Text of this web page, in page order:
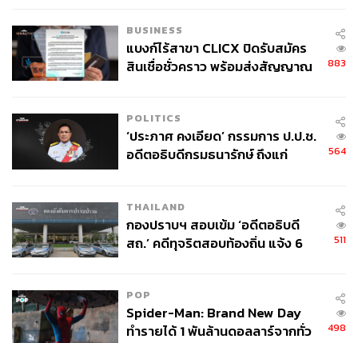
BUSINESS
แบงก์ไร้สาขา CLICX ปิดรับสมัคร
สินเชื่อชั่วคราว พร้อมส่งสัญญาณ
883
POLITICS
‘ประภาศ คงเอียด’ กรรมการ ป.ป.ช.
อดีตอธิบดีกรมธนารักษ์ ถึงแก่
564
THAILAND
กองปราบฯ สอบเข้ม ‘อดีตอธิบดี
สถ.’ คดีทุจริตสอบท้องถิ่น แจ้ง 6
511
POP
Spider-Man: Brand New Day
ทำรายได้ 1 พันล้านดอลลาร์จากทั่ว
498